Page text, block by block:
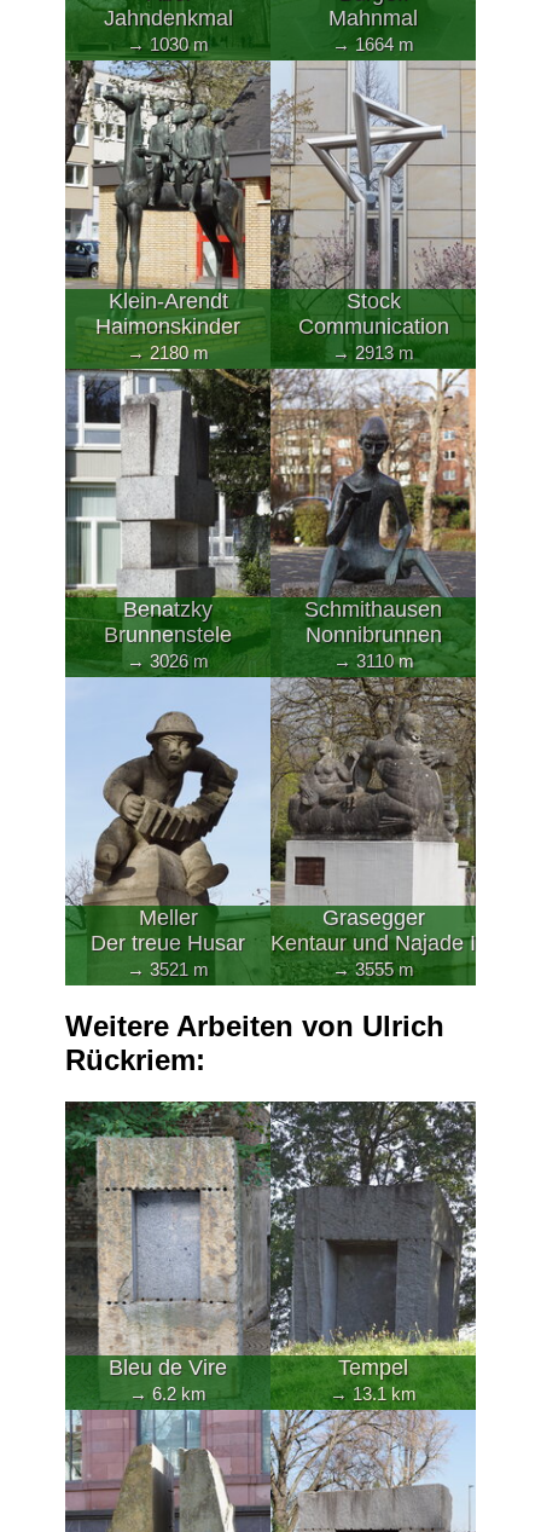
Jahndenkmal
→ 1030 m
Mahnmal
→ 1664 m
Klein-Arendt
Haimonskinder
→ 2180 m
Stock
Communication
→ 2913 m
Benatzky
Brunnenstele
→ 3026 m
Schmithausen
Nonnibrunnen
→ 3110 m
Meller
Der treue Husar
→ 3521 m
Grasegger
Kentaur und Najade I
→ 3555 m
Weitere Arbeiten von Ulrich
Rückriem:
Bleu de Vire
→ 6.2 km
Tempel
→ 13.1 km